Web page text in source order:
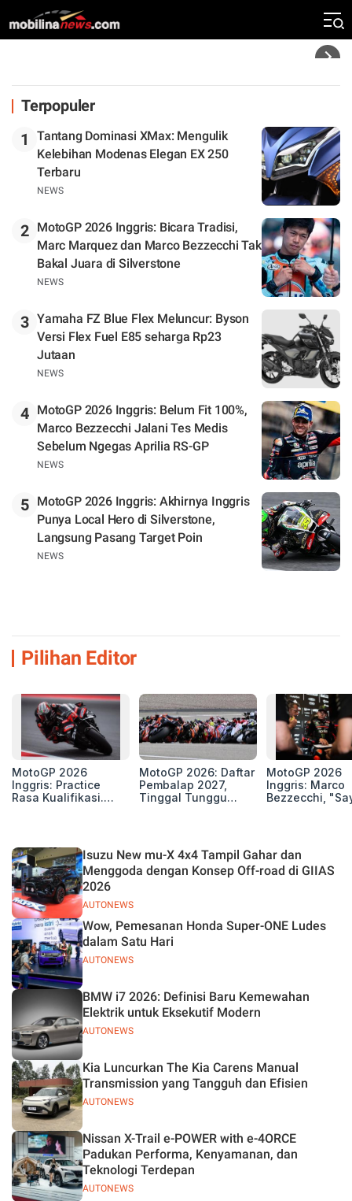
Rekor Kecepatan Silverstone!
Terpopuler
1
Tantang Dominasi XMax: Mengulik
Kelebihan Modenas Elegan EX 250
Terbaru
NEWS
2
MotoGP 2026 Inggris: Bicara Tradisi,
Marc Marquez dan Marco Bezzecchi Tak
Bakal Juara di Silverstone
NEWS
3 Yamaha FZ Blue Flex Meluncur: Byson
Versi Flex Fuel E85 seharga Rp23
Jutaan
NEWS
4
MotoGP 2026 Inggris: Belum Fit 100%,
Marco Bezzecchi Jalani Tes Medis
Sebelum Ngegas Aprilia RS-GP
NEWS
5
MotoGP 2026 Inggris: Akhirnya Inggris
Punya Local Hero di Silverstone,
Langsung Pasang Target Poin
NEWS
Pilihan Editor
MotoGP 2026
Inggris: Practice
Rasa Kualifikasi.
Silverstone!
MotoGP 2026: Daftar
Pembalap 2027,
Tinggal Tunggu
MotoGP 2026
Inggris: Marco
Bezzecchi,
AUTONEWS
Isuzu New mu-X 4x4 Tampil Gahar dan
Menggoda dengan Konsep Off-road di GIIAS
2026
AUTONEWS
Wow, Pemesanan Honda Super-ONE Ludes
dalam Satu Hari
AUTONEWS
BMW i7 2026: Definisi Baru Kemewahan
Elektrik untuk Eksekutif Modern
AUTONEWS
Kia Luncurkan The Kia Carens Manual
Transmission yang Tangguh dan Efisien
AUTONEWS
Nissan X-Trail e-POWER with e-4ORCE
Padukan Performa, Kenyamanan, dan
Teknologi Terdepan